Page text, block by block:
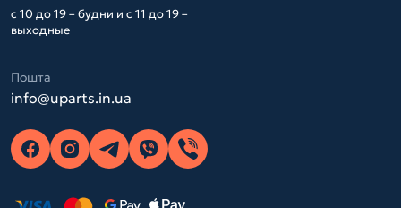
с 10 до 19 – будни и с 11 до 19 –
выходные
Пошта
info@uparts.in.ua